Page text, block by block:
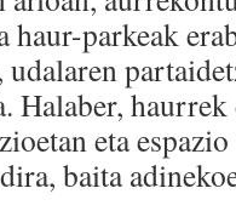
haur-parkeak
Halaber,
eta
baita